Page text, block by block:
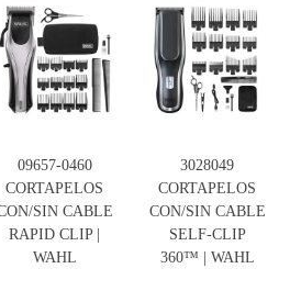
09657-0460
CORTAPELOS
SIN CABLE
RAPID CLIP |
WAHL
3028049
CORTAPELOS
CON/SIN CABLE
SELF-CLIP
360™ | WAHL